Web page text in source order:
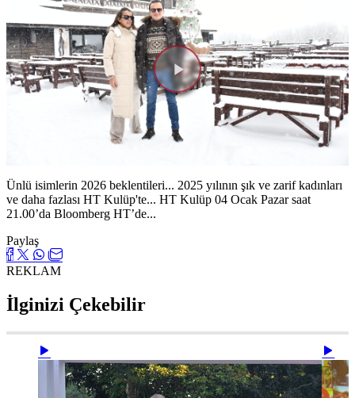
Videoyu
Oynat
Ünlü isimlerin 2026 beklentileri... 2025 yılının şık ve zarif kadınları
ve daha fazlası HT Kulüp'te... HT Kulüp 04 Ocak Pazar saat
21.00’da Bloomberg HT’de...
Paylaş
REKLAM
İlginizi Çekebilir